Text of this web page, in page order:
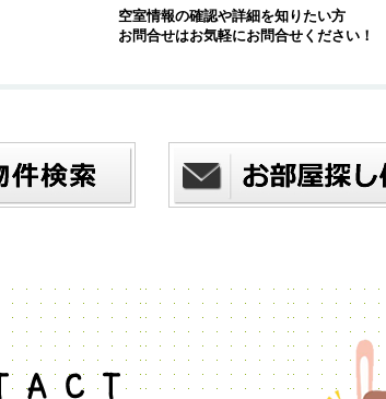
空室情報の確認や詳細を知りたい方
お問合せはお気軽にお問合せください！